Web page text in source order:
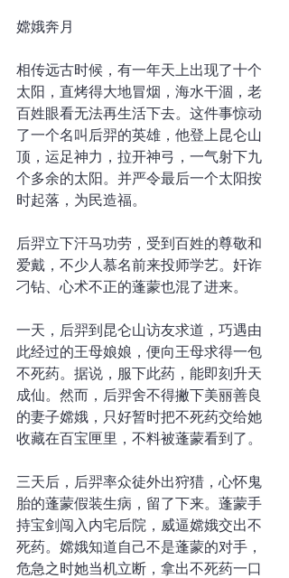
嫦娥奔月
相传远古时候，有一年天上出现了十个
太阳，直烤得大地冒烟，海水干涸，老
百姓眼看无法再生活下去。这件事惊动
了一个名叫后羿的英雄，他登上昆仑山
顶，运足神力，拉开神弓，一气射下九
个多余的太阳。并严令最后一个太阳按
时起落，为民造福。
后羿立下汗马功劳，受到百姓的尊敬和
爱戴，不少人慕名前来投师学艺。奸诈
刁钻、心术不正的蓬蒙也混了进来。
一天，后羿到昆仑山访友求道，巧遇由
此经过的王母娘娘，便向王母求得一包
不死药。据说，服下此药，能即刻升天
成仙。然而，后羿舍不得撇下美丽善良
的妻子嫦娥，只好暂时把不死药交给她
收藏在百宝匣里，不料被蓬蒙看到了。
三天后，后羿率众徒外出狩猎，心怀鬼
胎的蓬蒙假装生病，留了下来。蓬蒙手
持宝剑闯入内宅后院，威逼嫦娥交出不
死药。嫦娥知道自己不是蓬蒙的对手，
危急之时她当机立断，拿出不死药一口